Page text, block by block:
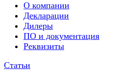
О компании
Декларации
Дилеры
ПО и документация
Реквизиты
Статьи